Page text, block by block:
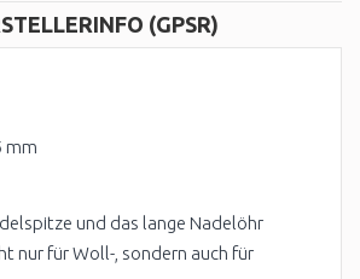
(GPSR)
mm
und das lange Nadelöhr
nur für Woll-, sondern auch für